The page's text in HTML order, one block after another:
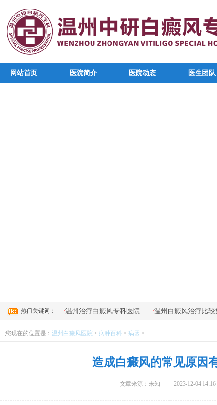
网站首页 医院简介 医院动态 医生团队
热门关键词： ·温州治疗白癜风专科医院 ·温州白癜风治疗比较
您现在的位置是： 温州白癜风医院 > 病种百科 > 病因 >
造成白癜风的常见原因
文章来源：未知 2023-12-04 14:16